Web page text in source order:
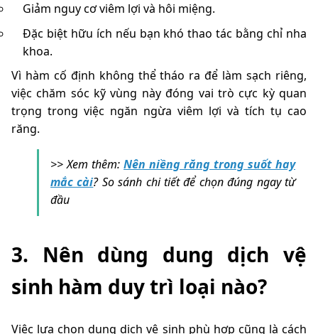
Giảm nguy cơ viêm lợi và hôi miệng.
Đặc biệt hữu ích nếu bạn khó thao tác bằng chỉ nha
khoa.
Vì hàm cố định không thể tháo ra để làm sạch riêng,
việc chăm sóc kỹ vùng này đóng vai trò cực kỳ quan
trọng trong việc ngăn ngừa viêm lợi và tích tụ cao
răng.
>> Xem thêm: Nên niềng răng trong suốt hay
mắc cài? So sánh chi tiết để chọn đúng ngay từ
đầu
3. Nên dùng dung dịch vệ
sinh hàm duy trì loại nào?
Việc lựa chọn dung dịch vệ sinh phù hợp cũng là cách